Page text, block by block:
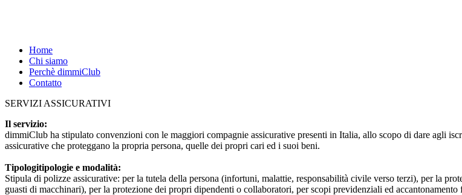
Home
Chi siamo
Perchè dimmiClub
Contatto
SERVIZI ASSICURATIVI
Il servizio:
dimmiClub ha stipulato convenzioni con le maggiori compagnie assicurative presenti in Italia, allo scopo di dare agli
assicurative che proteggano la propria persona, quelle dei propri cari ed i suoi beni.
Tipologitipologie e modalità:
Stipula di polizze assicurative: per la tutela della persona (infortuni, malattie, responsabilità civile verso terzi), per la
guasti di macchinari), per la protezione dei propri dipendenti o collaboratori, per scopi previdenziali ed accantonamento